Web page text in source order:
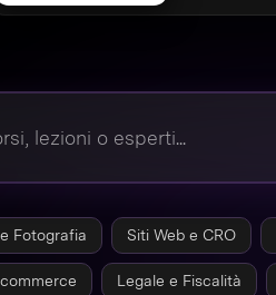
Fotografia Siti Web e CRO
Legale e Fiscalità